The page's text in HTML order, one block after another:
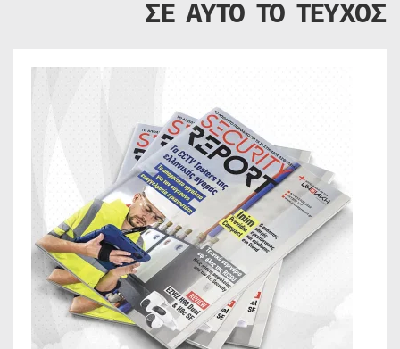
ΣΕ ΑΥΤΟ ΤΟ ΤΕΥΧΟΣ